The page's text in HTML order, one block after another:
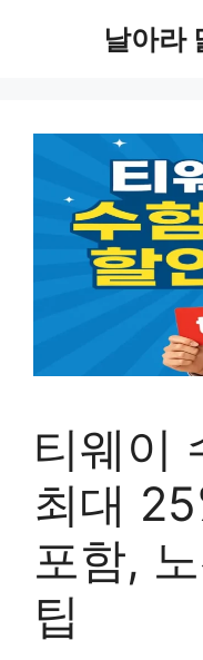
날아라
티웨이
최대
포함,
팁